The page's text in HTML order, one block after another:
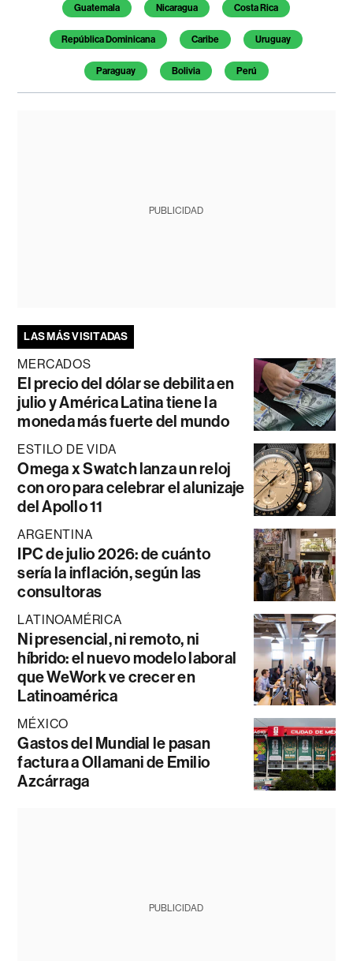
Guatemala Nicaragua Costa Rica
República Dominicana Caribe Uruguay
Paraguay Bolivia Perú
PUBLICIDAD
LAS MÁS VISITADAS
MERCADOS
El precio del dólar se debilita en
julio y América Latina tiene la
moneda más fuerte del mundo
ESTILO DE VIDA
Omega x Swatch lanza un reloj
con oro para celebrar el alunizaje
del Apollo 11
ARGENTINA
IPC de julio 2026: de cuánto
sería la inflación, según las
consultoras
LATINOAMÉRICA
Ni presencial, ni remoto, ni
híbrido: el nuevo modelo laboral
que WeWork ve crecer en
Latinoamérica
MÉXICO
Gastos del Mundial le pasan
factura a Ollamani de Emilio
Azcárraga
PUBLICIDAD